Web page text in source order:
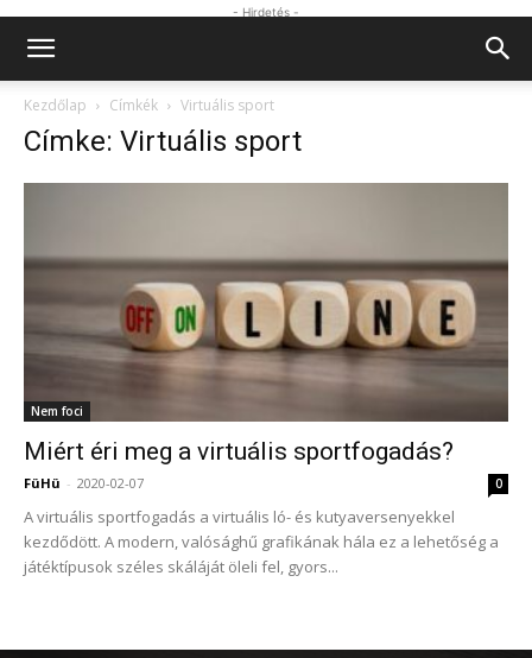
- Hirdetés -
Kezdőlap Címkék Virtuális sport
Címke: Virtuális sport
Nem foci
Miért éri meg a virtuális sportfogadás?
FüHü - 2020-02-07 0
A virtuális sportfogadás a virtuális ló- és kutyaversenyekkel
kezdődött. A modern, valósághű grafikának hála ez a lehetőség a
játéktípusok széles skáláját öleli fel, gyors...